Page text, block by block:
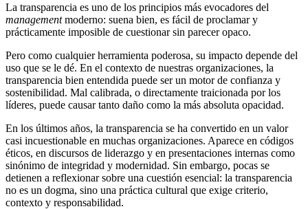
La transparencia es uno de los principios más evocadores del
management moderno: suena bien, es fácil de proclamar y
prácticamente imposible de cuestionar sin parecer opaco.
Pero como cualquier herramienta poderosa, su impacto depende del
uso que se le dé. En el contexto de nuestras organizaciones, la
transparencia bien entendida puede ser un motor de confianza y
sostenibilidad. Mal calibrada, o directamente traicionada por los
líderes, puede causar tanto daño como la más absoluta opacidad.
En los últimos años, la transparencia se ha convertido en un valor
casi incuestionable en muchas organizaciones. Aparece en códigos
éticos, en discursos de liderazgo y en presentaciones internas como
sinónimo de integridad y modernidad. Sin embargo, pocas se
detienen a reflexionar sobre una cuestión esencial: la transparencia
no es un dogma, sino una práctica cultural que exige criterio,
contexto y responsabilidad.